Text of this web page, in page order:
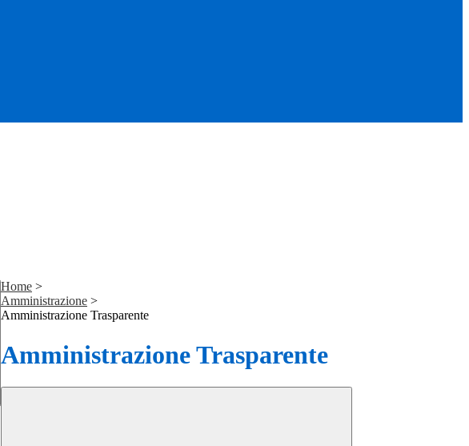
Home >
Amministrazione >
Amministrazione Trasparente
Amministrazione Trasparente